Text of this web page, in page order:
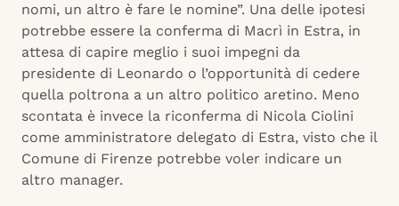
nomi, un altro è fare le nomine”. Una delle ipotesi
potrebbe essere la conferma di Macrì in Estra, in
attesa di capire meglio i suoi impegni da
presidente di Leonardo o l’opportunità di cedere
quella poltrona a un altro politico aretino. Meno
scontata è invece la riconferma di Nicola Ciolini
come amministratore delegato di Estra, visto che il
Comune di Firenze potrebbe voler indicare un
altro manager.